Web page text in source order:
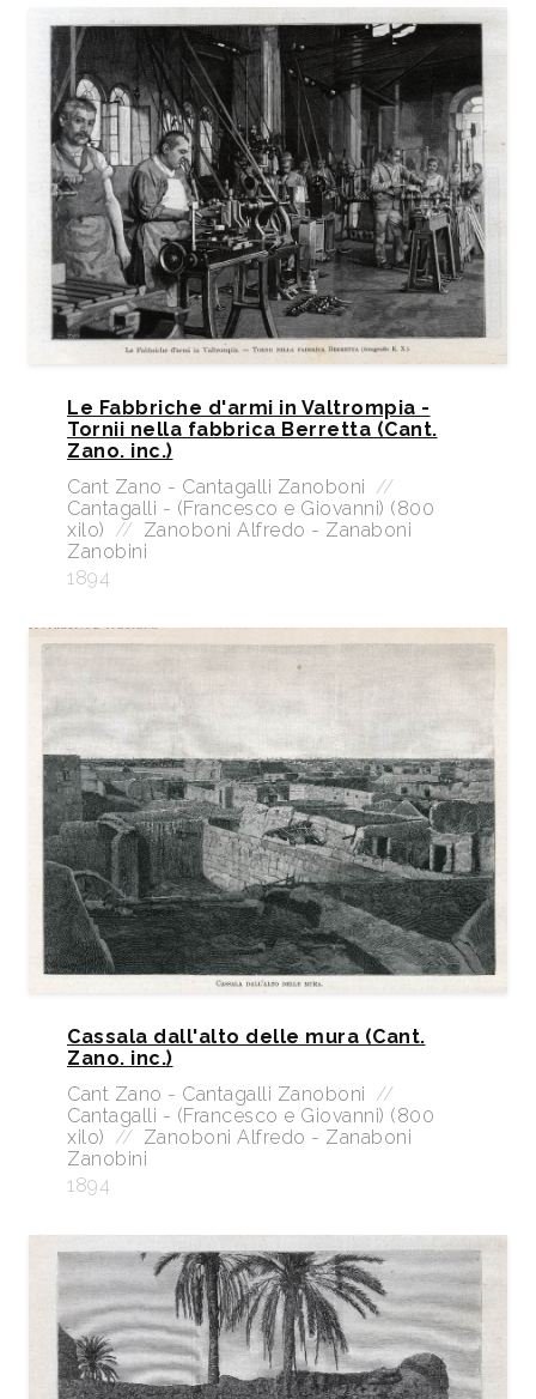
Le Fabbriche d'armi in Valtrompia -
Tornii nella fabbrica Berretta (Cant.
Zano. inc.)
Cant Zano - Cantagalli Zanoboni //
Cantagalli - (Francesco e Giovanni) (800
xilo) // Zanoboni Alfredo - Zanaboni
Zanobini
1894
Cassala dall'alto delle mura (Cant.
Zano. inc.)
Cant Zano - Cantagalli Zanoboni //
Cantagalli - (Francesco e Giovanni) (800
xilo) // Zanoboni Alfredo - Zanaboni
Zanobini
1894